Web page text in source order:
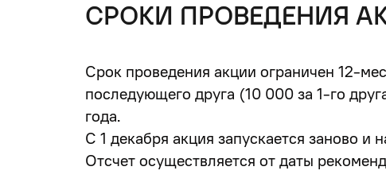
СРОКИ ПРОВЕДЕНИЯ
Срок проведения акции ограничен 12-
последующего друга (10 000 за 1-го
года.
С 1 декабря акция запускается заново
Отсчет осуществляется от даты